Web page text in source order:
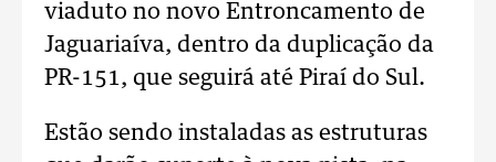
viaduto no novo Entroncamento de
Jaguariaíva, dentro da duplicação da
PR-151, que seguirá até Piraí do Sul.
Estão sendo instaladas as estruturas